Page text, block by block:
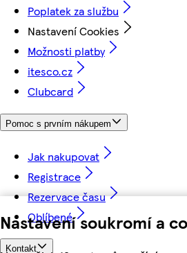
Nastavení soukromí a
Poplatek za službu
Nastavení Cookies
Možnosti platby
itesco.cz
Clubcard
Pomoc s prvním nákupem
Jak nakupovat
Registrace
Rezervace času
Oblíbené
Kontakt